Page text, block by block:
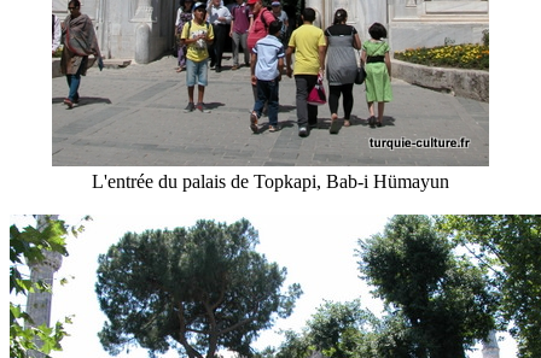
L'entrée du palais de Topkapi, Bab-i Hümayun